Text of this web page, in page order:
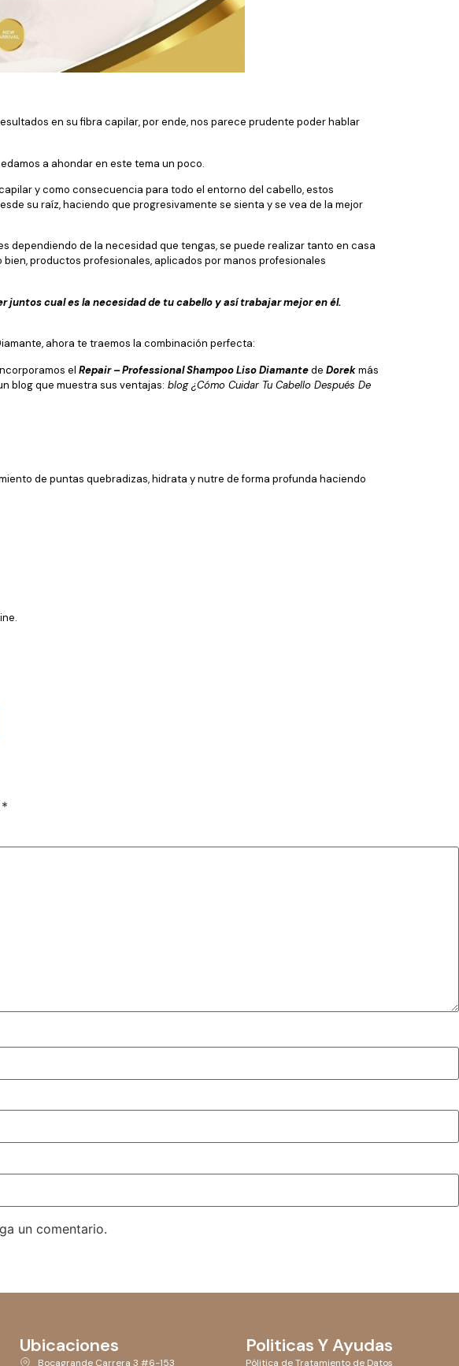
en su fibra capilar, por ende, nos parece prudente poder hablar
a ahondar en este tema un poco.
y como consecuencia para todo el entorno del cabello, estos
su raíz, haciendo que progresivamente se sienta y se vea de la mejor
dependiendo de la necesidad que tengas, se puede realizar tanto en casa
productos profesionales, aplicados por manos profesionales
cual es la necesidad de tu cabello y así trabajar mejor en él.
ahora te traemos la combinación perfecta:
el Repair – Professional Shampoo Liso Diamantede Dorekmás
blog que muestra sus ventajas: blog ¿Cómo Cuidar Tu Cabello Después De
de puntas quebradizas, hidrata y nutre de forma profunda haciendo
*
un comentario.
Ubicaciones
Bocagrande Carrera 3 #6-153
Politicas Y Ayudas
Pólitica de Tratamiento de Datos